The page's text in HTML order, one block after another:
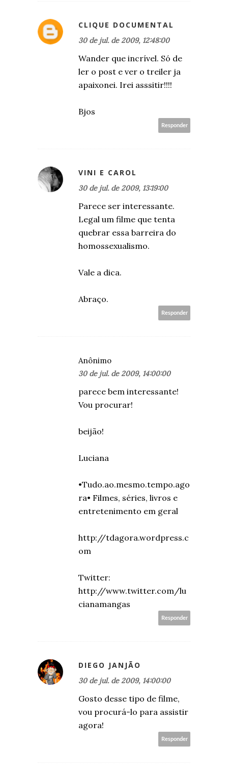
CLIQUE DOCUMENTAL
30 de jul. de 2009, 12:48:00
Wander que incrível. Só de
ler o post e ver o treiler ja
apaixonei. Irei asssitir!!!!
Bjos
Responder
VINI E CAROL
30 de jul. de 2009, 13:19:00
Parece ser interessante.
Legal um filme que tenta
quebrar essa barreira do
homossexualismo.
Vale a dica.
Abraço.
Responder
Anônimo
30 de jul. de 2009, 14:00:00
parece bem interessante!
Vou procurar!
beijão!
Luciana
•Tudo.ao.mesmo.tempo.ago
ra• Filmes, séries, livros e
entretenimento em geral
http://tdagora.wordpress.c
om
Twitter:
http://www.twitter.com/lu
cianamangas
Responder
DIEGO JANJÃO
30 de jul. de 2009, 14:00:00
Gosto desse tipo de filme,
vou procurá-lo para assistir
agora!
Responder